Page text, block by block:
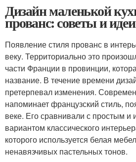
Дизайн маленькой
прованс: советы и идеи
Появление стиля прованс в
веку. Территориально это
части Франции в провинции,
название. В течение времени
претерпевал изменения.
напоминает французский стиль,
веке. Его сравнивали с простым и
вариантом классического
которого используется белая
ненавязчивых пастельных тонов.